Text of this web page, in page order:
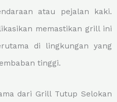
atau pejalan kaki.
memastikan grill ini
di lingkungan yang
tinggi.
dari Grill Tutup Selokan